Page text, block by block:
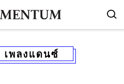
เพลงแดนซ์